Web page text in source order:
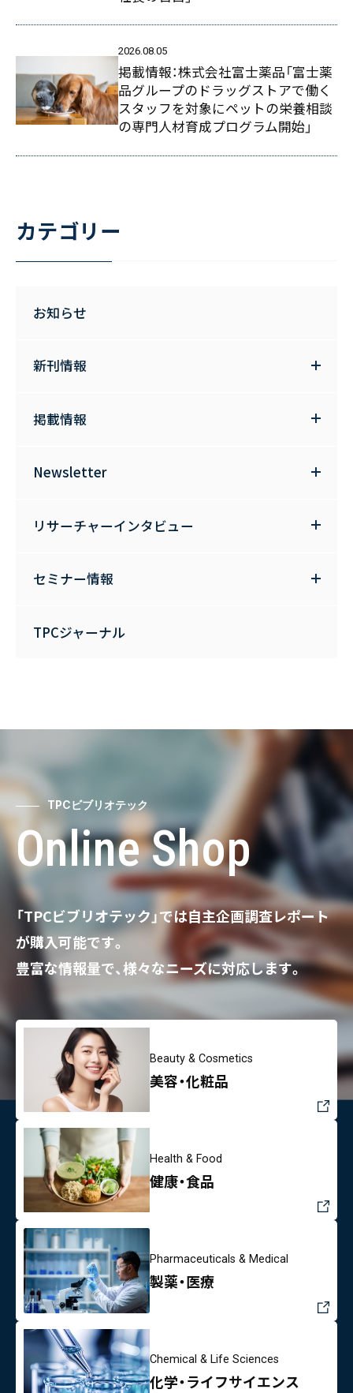
2026.08.05
掲載情報：株式会社富士薬品「富士薬
品グループのドラッグストアで働く
スタッフを対象にペットの栄養相談
の専門人材育成プログラム開始」
カテゴリー
お知らせ
新刊情報
掲載情報
Newsletter
リサーチャーインタビュー
セミナー情報
TPCジャーナル
TPCビブリオテック
Online Shop
「TPCビブリオテック」では自主企画調査レポート
が購入可能です。
豊富な情報量で、様々なニーズに対応します。
Beauty & Cosmetics
美容・化粧品
Health & Food
健康・食品
Pharmaceuticals & Medical
製薬・医療
Chemical & Life Sciences
化学・ライフサイエンス